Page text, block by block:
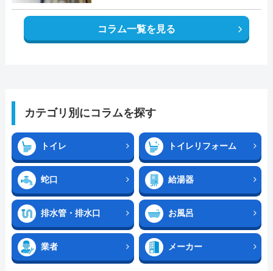
コラム一覧を見る
カテゴリ別にコラムを探す
トイレ トイレリフォーム
蛇口 給湯器
排水管・排水口 お風呂
業者 メーカー